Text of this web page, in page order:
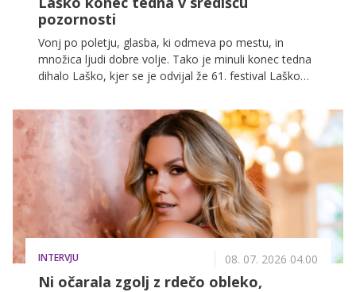
pozornosti
Vonj po poletju, glasba, ki odmeva po mestu, in
množica ljudi dobre volje. Tako je minuli konec tedna
dihalo Laško, kjer se je odvijal že 61. festival Laško
tudi letos dokazal, da ni zgolj niz koncertov, temveč
dogodek, ki povezuje generacije in ustvarja spomine.
INTERVJU 08. 07. 2026 04.00
Ni očarala zgolj z rdečo obleko,